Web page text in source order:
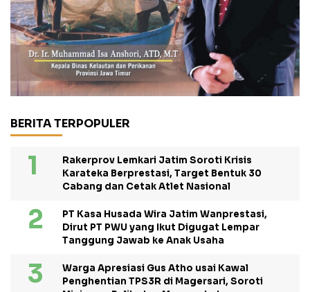
BERITA TERPOPULER
Rakerprov Lemkari Jatim Soroti Krisis
Karateka Berprestasi, Target Bentuk 30
Cabang dan Cetak Atlet Nasional
PT Kasa Husada Wira Jatim Wanprestasi,
Dirut PT PWU yang Ikut Digugat Lempar
Tanggung Jawab ke Anak Usaha
Warga Apresiasi Gus Atho usai Kawal
Penghentian TPS3R di Magersari, Soroti